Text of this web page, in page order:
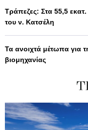
Τράπεζες: Στα 55,5
του ν. Κατσέλη
Τα ανοιχτά μέτωπα για
βιομηχανίας